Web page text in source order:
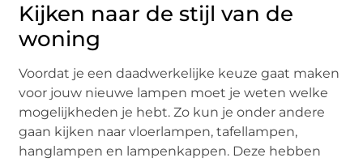
Kijken naar de stijl van de
woning
Voordat je een daadwerkelijke keuze gaat maken
voor jouw nieuwe lampen moet je weten welke
mogelijkheden je hebt. Zo kun je onder andere
gaan kijken naar vloerlampen, tafellampen,
hanglampen en lampenkappen. Deze hebben